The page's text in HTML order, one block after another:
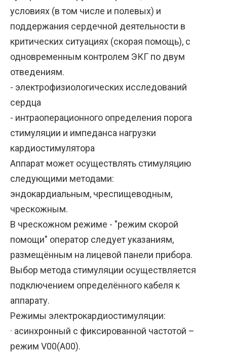
условиях (в том числе и полевых) и
поддержания сердечной деятельности в
критических ситуациях (скорая помощь), с
одновременным контролем ЭКГ по двум
отведениям.
- электрофизиологических исследований
сердца
- интраоперационного определения порога
стимуляции и импеданса нагрузки
кардиостимулятора
Аппарат может осуществлять стимуляцию
следующими методами:
эндокардиальным, чреспищеводным,
чрескожным.
В чрескожном режиме - "режим скорой
помощи" оператор следует указаниям,
размещённым на лицевой панели прибора.
Выбор метода стимуляции осуществляется
подключением определённого кабеля к
аппарату.
Режимы электрокардиостимуляции:
· асинхронный с фиксированной частотой –
режим V00(A00).